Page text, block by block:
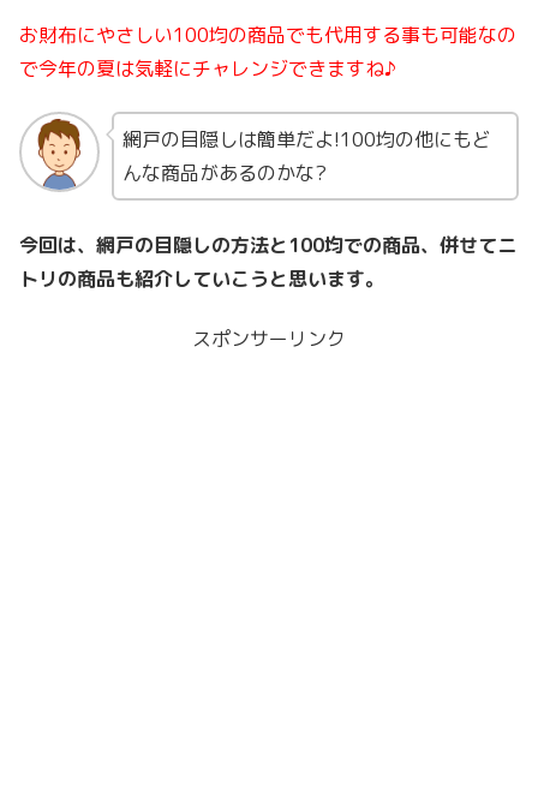
お財布にやさしい100均の商品でも代用する事も可能なの
で今年の夏は気軽にチャレンジできますね♪
網戸の目隠しは簡単だよ!100均の他にもど
んな商品があるのかな?
今回は、網戸の目隠しの方法と100均での商品、併せてニ
トリの商品も紹介していこうと思います。
スポンサーリンク